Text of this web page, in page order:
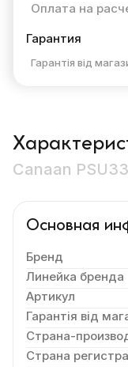
Оплата на
Гарантия
Гарантія від
Canaan
Основная
Бренд
Линейка бренда
Артикул
Гарантія від
Страна-
Страна